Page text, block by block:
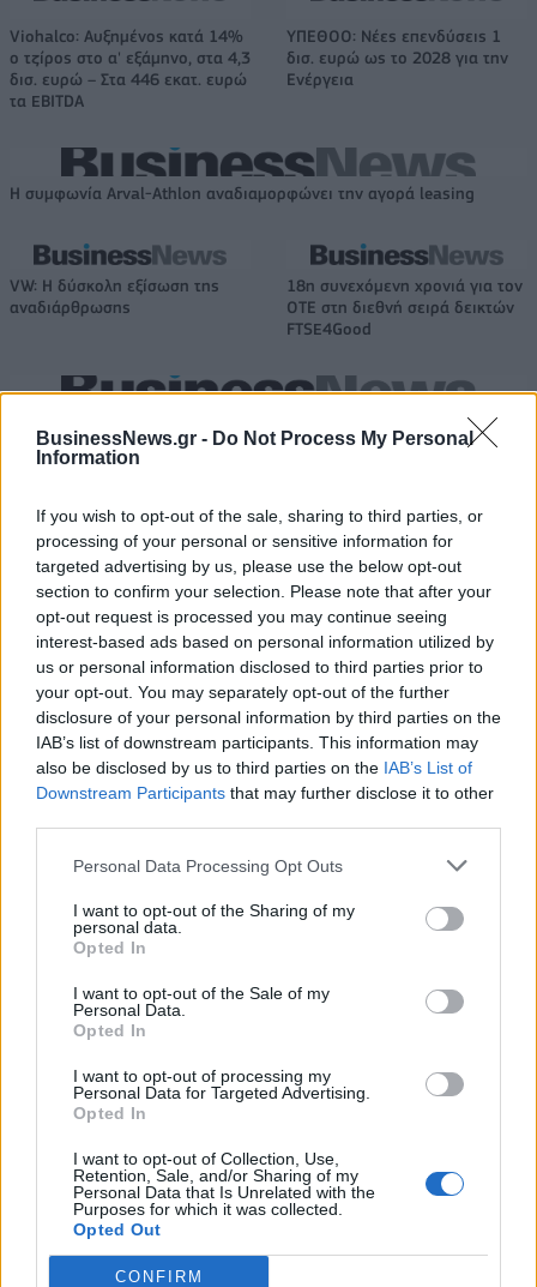
BusinessNews.gr - Do Not Process My Personal
Information
If you wish to opt-out of the sale, sharing to third parties, or
processing of your personal or sensitive information for
targeted advertising by us, please use the below opt-out
section to confirm your selection. Please note that after your
opt-out request is processed you may continue seeing
interest-based ads based on personal information utilized by
us or personal information disclosed to third parties prior to
your opt-out. You may separately opt-out of the further
disclosure of your personal information by third parties on the
IAB’s list of downstream participants. This information may
also be disclosed by us to third parties on the IAB’s List of
Downstream Participants that may further disclose it to other
Personal Data Processing Opt Outs
I want to opt-out of the Sharing of my
personal data.
Opted In
I want to opt-out of the Sale of my
Personal Data.
Opted In
I want to opt-out of processing my
Personal Data for Targeted Advertising.
Opted In
I want to opt-out of Collection, Use,
Retention, Sale, and/or Sharing of my
Personal Data that Is Unrelated with the
Purposes for which it was collected.
Opted Out
CONFIRM
Viohalco: Αυξημένος κατά 14%
ο τζίρος στο α' εξάμηνο, στα 4,3
δισ. ευρώ – Στα 446 εκατ. ευρώ
τα EBITDA
ΥΠΕΘΟΟ: Νέες επενδύσεις 1
δισ. ευρώ ως το 2028 για την
Ενέργεια
Η συμφωνία Arval-Athlon αναδιαμορφώνει την αγορά leasing
VW: Η δύσκολη εξίσωση της
αναδιάρθρωσης
18η συνεχόμενη χρονιά για τον
ΟΤΕ στη διεθνή σειρά δεικτών
FTSE4Good
Alpha Bank: Για πρώτη φορά το Αρχαίο Θέατρο Επιδαύρου άνοιξε τις
πύλες του σε όλους
ESG Report 2025: Πώς η ΑΒ Βασιλόπουλος μετατρέπει τη
βιωσιμότητα σε καθημερινή πράξη
ΠΕΡΙΣΣΌΤΕΡΑ ΣΕ ΑΥΤΉ ΤΗΝ ΚΑΤΗΓΟΡΊΑ
ΗΠΑ - Γερουσιαστής Κρις
Βαν Χόλεν: "Απιστος
αξίζει τα νέα F16
01/02/2023 - 07:14
Γαλλία: Το νομοσχέδιο για
το μεταναστευτικό
01/02/2023 - 17:50